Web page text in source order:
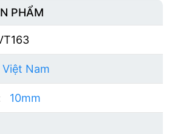
PHẨM
Nam
10mm